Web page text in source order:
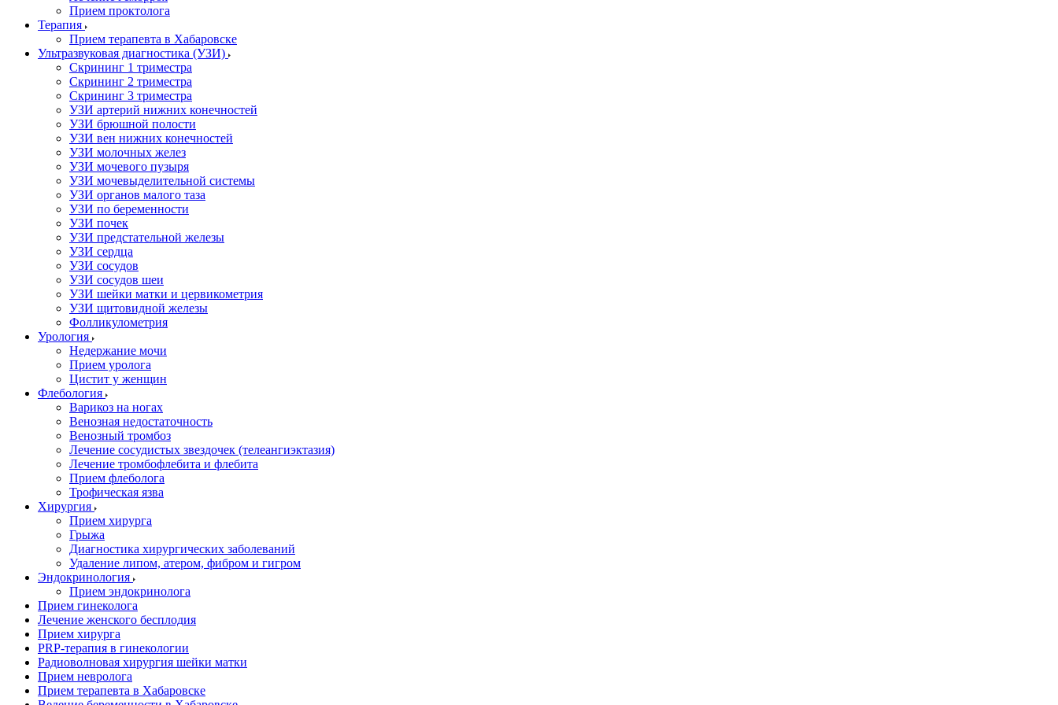
Прием проктолога
Терапия
Прием терапевта в Хабаровске
Ультразвуковая диагностика (УЗИ)
Скрининг 1 триместра
Скрининг 2 триместра
Скрининг 3 триместра
УЗИ артерий нижних конечностей
УЗИ брюшной полости
УЗИ вен нижних конечностей
УЗИ молочных желез
УЗИ мочевого пузыря
УЗИ мочевыделительной системы
УЗИ органов малого таза
УЗИ по беременности
УЗИ почек
УЗИ предстательной железы
УЗИ сердца
УЗИ сосудов
УЗИ сосудов шеи
УЗИ шейки матки и цервикометрия
УЗИ щитовидной железы
Фолликулометрия
Урология
Недержание мочи
Прием уролога
Цистит у женщин
Флебология
Варикоз на ногах
Венозная недостаточность
Венозный тромбоз
Лечение сосудистых звездочек (телеангиэктазия)
Лечение тромбофлебита и флебита
Прием флеболога
Трофическая язва
Хирургия
Прием хирурга
Грыжа
Диагностика хирургических заболеваний
Удаление липом, атером, фибром и гигром
Эндокринология
Прием эндокринолога
Прием гинеколога
Лечение женского бесплодия
Прием хирурга
PRP-терапия в гинекологии
Радиоволновая хирургия шейки матки
Прием невролога
Прием терапевта в Хабаровске